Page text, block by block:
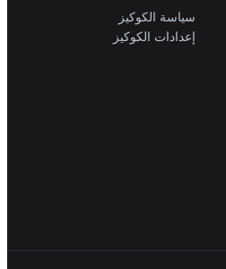
سياسة الكوكيز
إعدادات الكوكيز